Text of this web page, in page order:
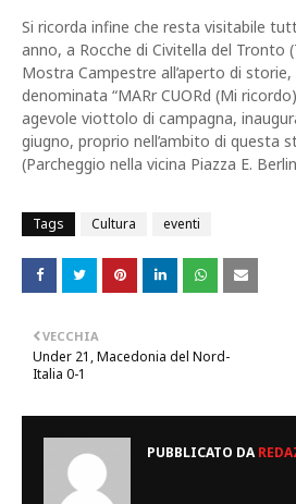
Si ricorda infine che resta visitabile
anno, a Rocche di Civitella del Tronto
Mostra Campestre all’aperto di
denominata “MARr CUORd (Mi
agevole viottolo di campagna,
giugno, proprio nell’ambito di questa
(Parcheggio nella vicina Piazza E.
Tags Cultura eventi
VECCHIA
Under 21, Macedonia del Nord-
Italia 0-1
PUBBLICATO DA